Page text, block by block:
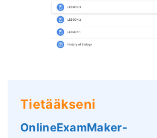
Tietääkseni
OnlineExamMaker-